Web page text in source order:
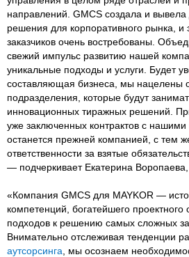
направлений. GMCS создала и вывела
решения для корпоративного рынка, и
заказчиков очень востребованы.
свежий импульс развитию нашей
уникальные подходы и услуги. Будет
составляющая бизнеса, мы нацелены
подразделения, которые будут
инновационных тиражных решений.
уже заключенных контрактов с
останется прежней компанией, с тем
ответственности за взятые
— подчеркивает Екатерина Воропаева,
«Компания GMCS для MAYKOR —
компетенций, богатейшего
подходов к решению самых сложных
Внимательно отслеживая тенденции
аутсорсинга , мы осознаем